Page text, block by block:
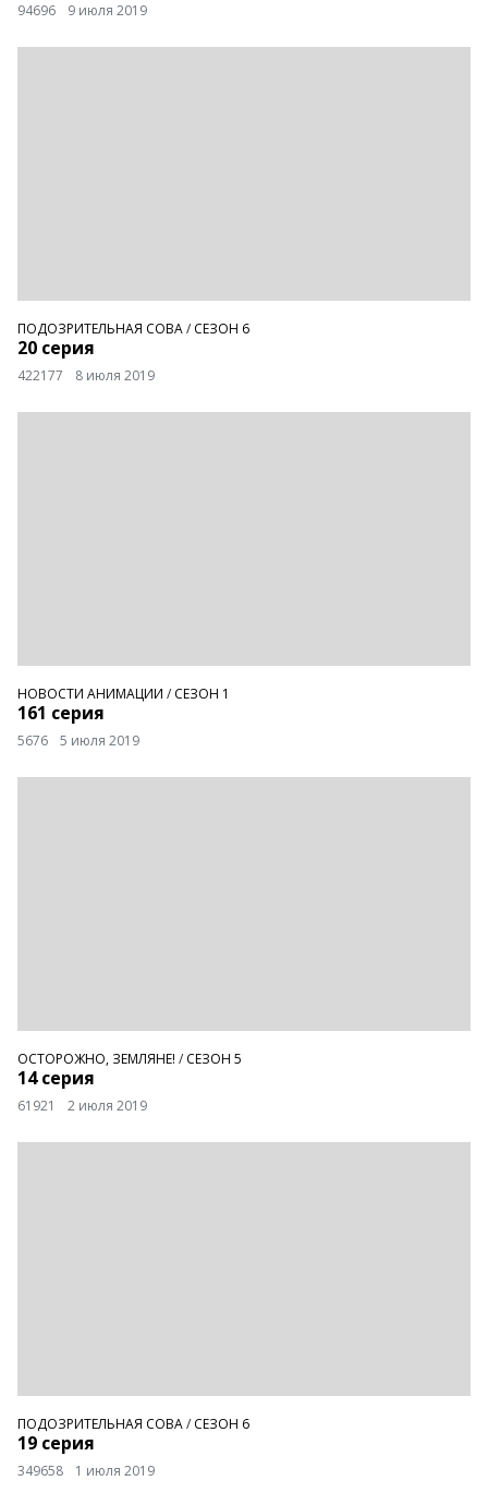
94696 9 июля 2019
ПОДОЗРИТЕЛЬНАЯ СОВА/ СЕЗОН 6
20 серия
422177 8 июля 2019
НОВОСТИ АНИМАЦИИ / СЕЗОН 1
161 серия
5676 5 июля 2019
ОСТОРОЖНО, ЗЕМЛЯНЕ! / СЕЗОН 5
14 серия
61921 2 июля 2019
ПОДОЗРИТЕЛЬНАЯ СОВА/ СЕЗОН 6
19 серия
349658 1 июля 2019